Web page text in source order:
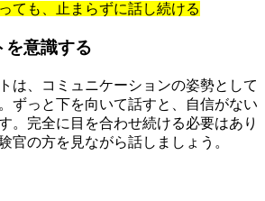
ても、止まらずに話し続ける
を意識する
は、コミュニケーションの姿勢として
ずっと下を向いて話すと、自信がない
。完全に目を合わせ続ける必要はあり
官の方を見ながら話しましょう。